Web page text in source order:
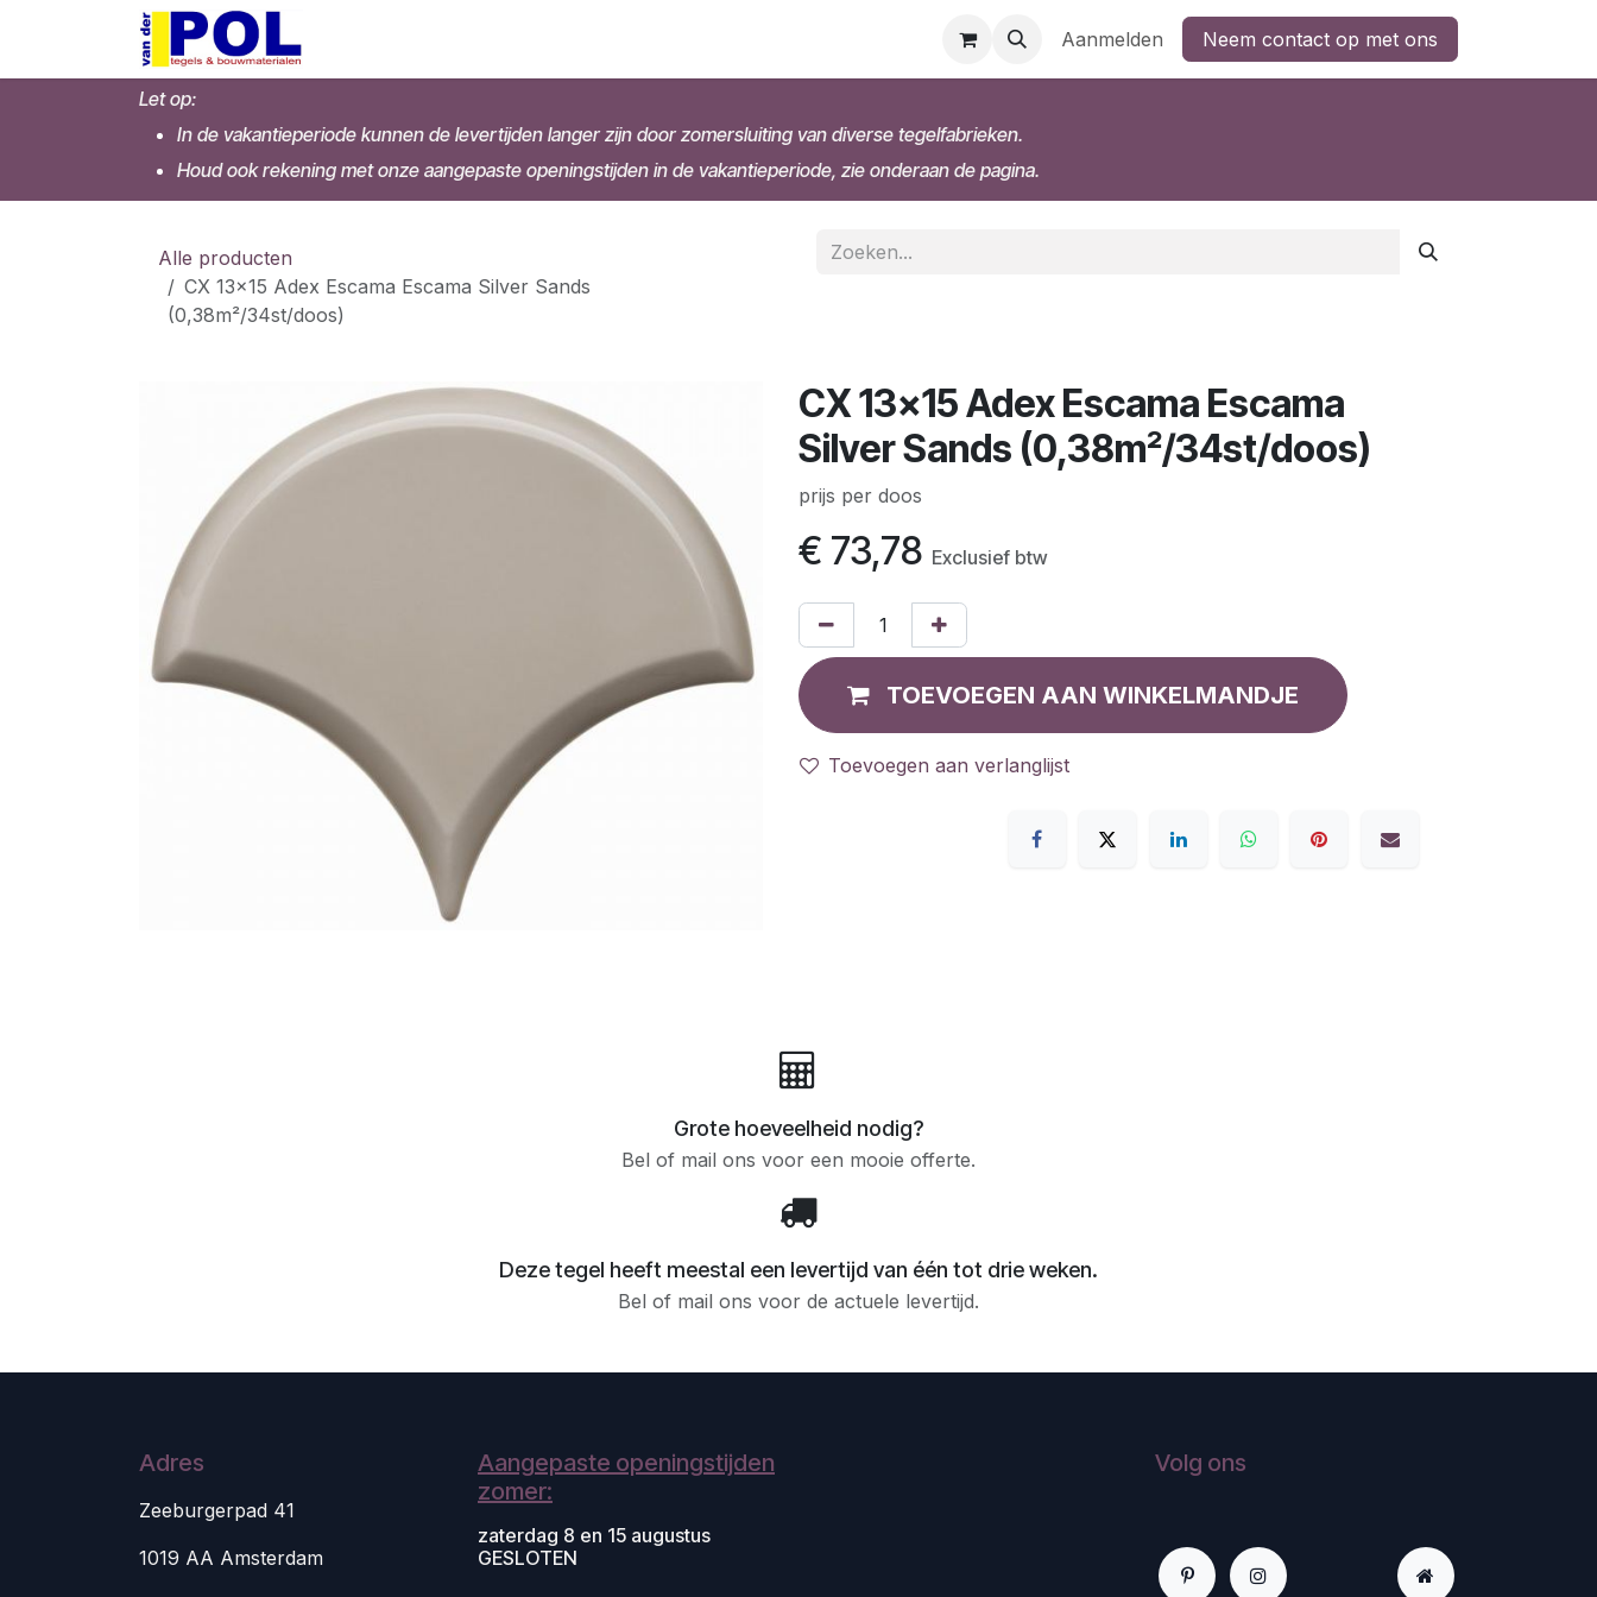
Overslaan naar inhoud
Aanmelden Neem contact op met ons
Let op:
In de vakantieperiode kunnen de levertijden langer zijn door zomersluiting van diverse tegelfabrieken.
Houd ook rekening met onze aangepaste openingstijden in de vakantieperiode, zie onderaan de pagina.
Alle producten
CX 13x15 Adex Escama Escama Silver Sands
(0,38m²/34st/doos)
CX 13x15 Adex Escama Escama
Silver Sands (0,38m²/34st/doos)
prijs per doos
€ 73,78 Exclusief btw
TOEVOEGEN AAN WINKELMANDJE
Toevoegen aan verlanglijst
Grote hoeveelheid nodig?
Bel of mail ons voor een mooie offerte.
Deze tegel heeft meestal een levertijd van één tot drie weken.
Bel of mail ons voor de actuele levertijd.
Adres
Zeeburgerpad 41
1019 AA Amsterdam
Aangepaste openingstijden
zomer:
zaterdag 8 en 15 augustus
GESLOTEN
Volg ons